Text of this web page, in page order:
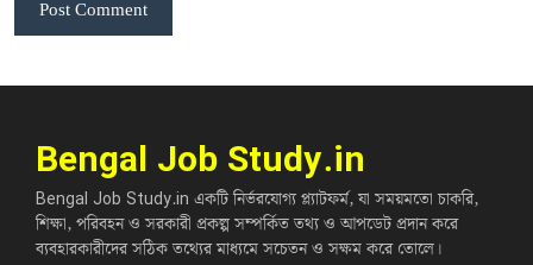
Bengal Job Study.in
Bengal Job Study.in একটি নির্ভরযোগ্য প্ল্যাটফর্ম, যা সময়মতো চাকরি,
শিক্ষা, পরিবহন ও সরকারী প্রকল্প সম্পর্কিত তথ্য ও আপডেট প্রদান করে
ব্যবহারকারীদের সঠিক তথ্যের মাধ্যমে সচেতন ও সক্ষম করে তোলে।